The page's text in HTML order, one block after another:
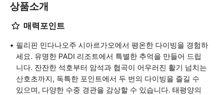
상품소개
매력포인트
필리핀 민다나오주 시아르가오에서 평온한 다이빙을 경험하
세요. 유명한 PADI 리조트에서 특별한 추억을 만들어 드립
니다. 잔잔한 석호부터 암석과 협곡이 어우러진 활기 넘치는
산호초까지, 독특한 포인트에서 두 번의 다이빙을 즐길 수
있으며, 다양한 수중 경관을 감상할 수 있습니다. 태평양의